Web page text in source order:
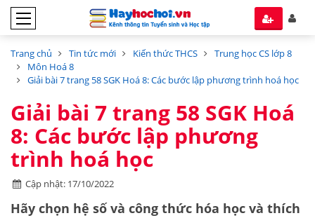
Trang chủ Tin tức mới Kiến thức THCS
Trung học CS lớp 8
Môn Hoá 8
Giải bài 7 trang 58 SGK Hoá 8: Các bước lập phương trình hoá học
Giải bài 7 trang 58 SGK Hoá
8: Các bước lập phương
trình hoá học
Cập nhật: 17/10/2022
Hãy chọn hệ số và công thức hóa học và thích